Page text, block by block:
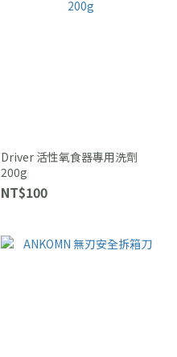
Driver 活性氧食器專用洗劑
200g
NT$100